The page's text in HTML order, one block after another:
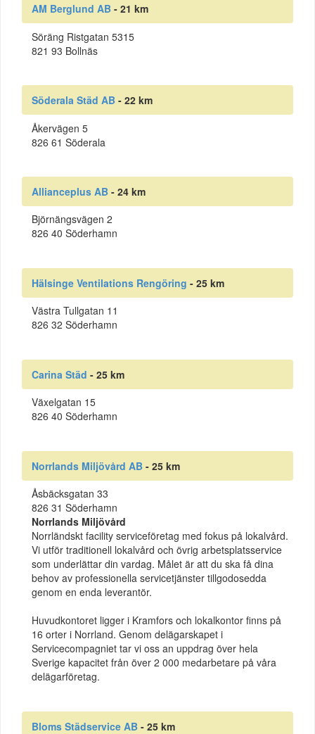
AM Berglund AB - 21 km
Söräng Ristgatan 5315
821 93 Bollnäs
Söderala Städ AB - 22 km
Åkervägen 5
826 61 Söderala
Allianceplus AB - 24 km
Björnängsvägen 2
826 40 Söderhamn
Hälsinge Ventilations Rengöring - 25 km
Västra Tullgatan 11
826 32 Söderhamn
Carina Städ - 25 km
Växelgatan 15
826 40 Söderhamn
Norrlands Miljövård AB - 25 km
Åsbäcksgatan 33
826 31 Söderhamn
Norrlands Miljövård
Norrländskt facility serviceföretag med fokus på lokalvård.
Vi utför traditionell lokalvård och övrig arbetsplatsservice
som underlättar din vardag. Målet är att du ska få dina
behov av professionella servicetjänster tillgodosedda
genom en enda leverantör.
Huvudkontoret ligger i Kramfors och lokalkontor finns på
16 orter i Norrland. Genom delägarskapet i
Servicecompagniet tar vi oss an uppdrag över hela
Sverige kapacitet från över 2 000 medarbetare på våra
delägarföretag.
Bloms Städservice AB - 25 km